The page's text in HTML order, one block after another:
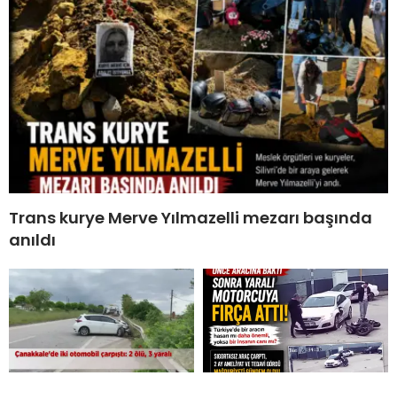
Trans kurye Merve Yılmazelli mezarı başında
anıldı